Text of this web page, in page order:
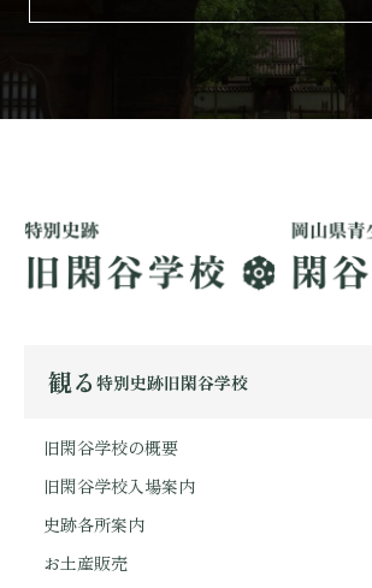
観る 特別史跡旧閑谷学校
旧閑谷学校の概要
旧閑谷学校入場案内
史跡各所案内
お土産販売